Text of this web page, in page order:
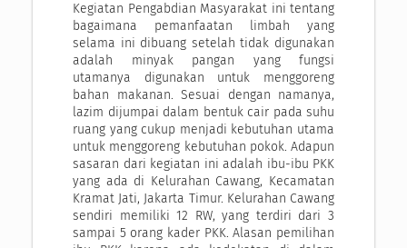
Kegiatan Pengabdian Masyarakat ini tentang
bagaimana pemanfaatan limbah yang
selama ini dibuang setelah tidak digunakan
adalah minyak pangan yang fungsi
utamanya digunakan untuk menggoreng
bahan makanan. Sesuai dengan namanya,
lazim dijumpai dalam bentuk cair pada suhu
ruang yang cukup menjadi kebutuhan utama
untuk menggoreng kebutuhan pokok. Adapun
sasaran dari kegiatan ini adalah ibu-ibu PKK
yang ada di Kelurahan Cawang, Kecamatan
Kramat Jati, Jakarta Timur. Kelurahan Cawang
sendiri memiliki 12 RW, yang terdiri dari 3
sampai 5 orang kader PKK. Alasan pemilihan